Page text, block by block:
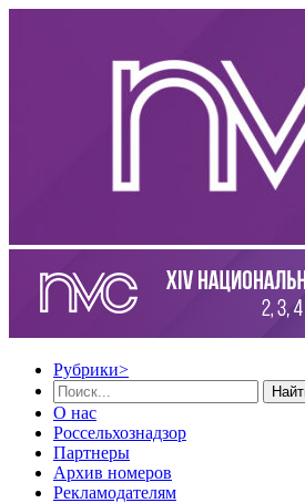
Рубрики>
О нас
Россельхознадзор
Партнеры
Архив номеров
Рекламодателям